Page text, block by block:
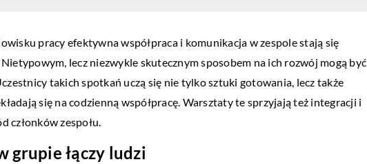
pracy efektywna współpraca i komunikacja w zespole stają się
lecz niezwykle skutecznym sposobem na ich rozwój mogą być
takich spotkań uczą się nie tylko sztuki gotowania, lecz także
się na codzienną współpracę. Warsztaty te sprzyjają też integracji i
członków zespołu.
grupie łączy ludzi